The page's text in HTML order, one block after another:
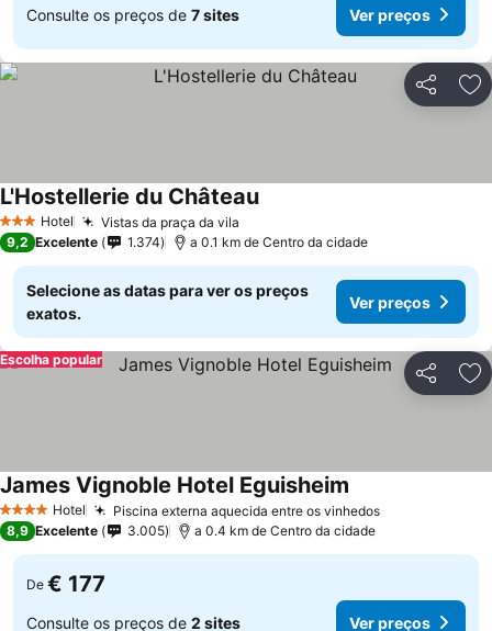
Consulte os preços de 7 sites Ver preços
Partilhar
3 EstrelasHotel Vistas da praça da vila
L'Hostellerie du Château
9,2 Excelente 1.374 a 0.1 km de Centro da cidade
Selecione as datas para ver os preços
exatos.
Ver preços
Partilhar
Escolha popular
4 EstrelasHotel Piscina externa aquecida entre os vinhedos
James Vignoble Hotel Eguisheim
8,9 Excelente 3.005 a 0.4 km de Centro da cidade
De € 177
Consulte os preços de 2 sites Ver preços